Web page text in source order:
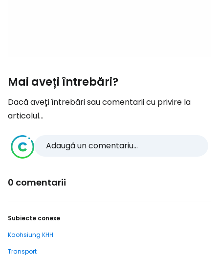
Mai aveți întrebări?
Dacă aveți întrebări sau comentarii cu privire la
articolul...
Adaugă un comentariu...
0 comentarii
Subiecte conexe
Kaohsiung KHH
Transport